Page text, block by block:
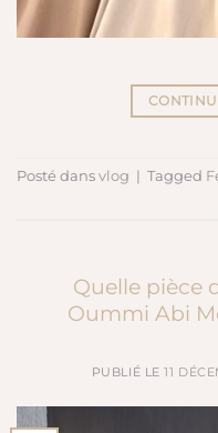
Posté dans vlog Tagged
Quelle pièce
Oummi Abi
PUBLIÉ LE11